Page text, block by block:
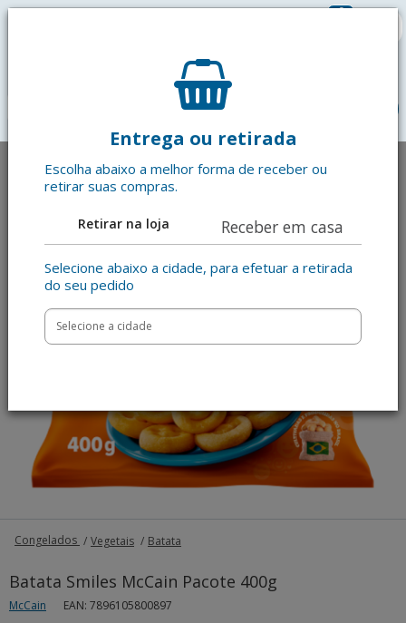
0
Entrega ou retirada
Escolha abaixo a melhor forma de receber ou
retirar suas compras.
Retirar na loja Receber em casa
Selecione abaixo a cidade, para efetuar a retirada
do seu pedido
Congelados Vegetais Batata
Batata Smiles McCain Pacote 400g
McCain EAN: 7896105800897